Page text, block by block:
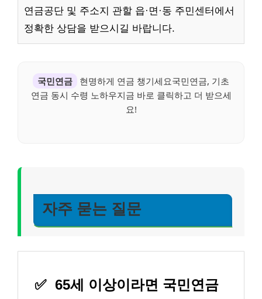
연금공단 및 주소지 관할 읍·면·동 주민센터에서
정확한 상담을 받으시길 바랍니다.
국민연금
현명하게 연금 챙기세요국민연금, 기초
연금 동시 수령 노하우지금 바로 클릭하고 더 받으세
요!
자주 묻는 질문
✅ 65세 이상이라면 국민연금